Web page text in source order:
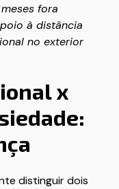
fora
à distância
no exterior
x
distinguir dois